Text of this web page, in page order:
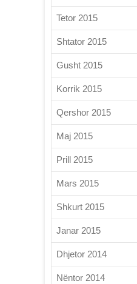
Tetor 2015
Shtator 2015
Gusht 2015
Korrik 2015
Qershor 2015
Maj 2015
Prill 2015
Mars 2015
Shkurt 2015
Janar 2015
Dhjetor 2014
Nëntor 2014